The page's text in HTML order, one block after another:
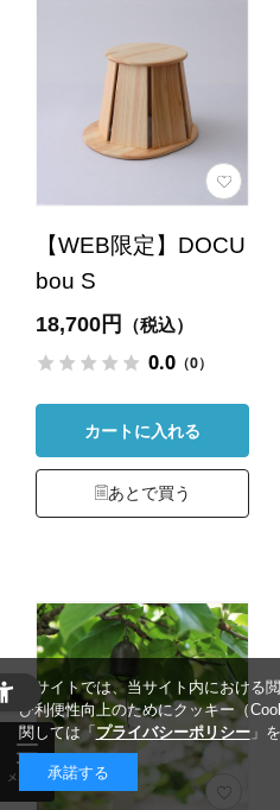
【WEB限定】DOCU
bou S
18,700円 （税込）
0.0（0）
カートに入れる
あとで買う
当サイトでは、当サイト内における
び利便性向上のためにクッキー（
関しては「プライバシーポリシー」
承諾する